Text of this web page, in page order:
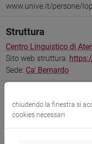
www.unive.it/persone/
Struttura
Centro Linguistico di
Sito web struttura:
Sede: Ca' Bernardo
chiudendo la finestra si
cookies necessari